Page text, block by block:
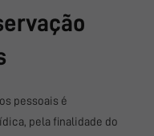
pessoais é
pela finalidade do